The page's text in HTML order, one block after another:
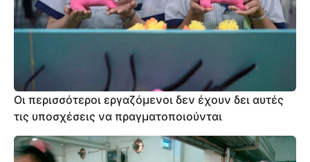
Οι περισσότεροι εργαζόμενοι δεν έχουν δει αυτές
τις υποσχέσεις να πραγματοποιούνται